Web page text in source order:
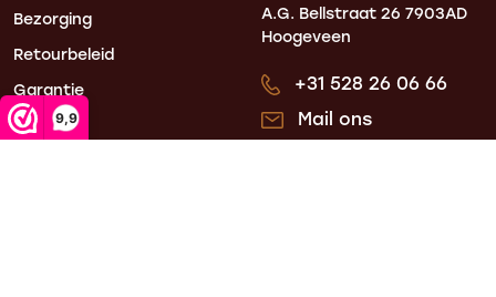
9,9
Bezorging
Retourbeleid
Garantie
Blogs
A.G. Bellstraat 26 7903AD
Hoogeveen
+31 528 26 06 66
Mail ons